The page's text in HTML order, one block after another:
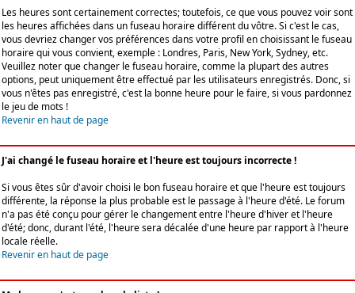
Les heures sont certainement correctes; toutefois, ce que vous pouvez voir sont
les heures affichées dans un fuseau horaire différent du vôtre. Si c'est le cas,
vous devriez changer vos préférences dans votre profil en choisissant le fuseau
horaire qui vous convient, exemple : Londres, Paris, New York, Sydney, etc.
Veuillez noter que changer le fuseau horaire, comme la plupart des autres
options, peut uniquement être effectué par les utilisateurs enregistrés. Donc, si
vous n'êtes pas enregistré, c'est la bonne heure pour le faire, si vous pardonnez
le jeu de mots !
Revenir en haut de page
J'ai changé le fuseau horaire et l'heure est toujours incorrecte !
Si vous êtes sûr d'avoir choisi le bon fuseau horaire et que l'heure est toujours
différente, la réponse la plus probable est le passage à l'heure d'été. Le forum
n'a pas été conçu pour gérer le changement entre l'heure d'hiver et l'heure
d'été; donc, durant l'été, l'heure sera décalée d'une heure par rapport à l'heure
locale réelle.
Revenir en haut de page